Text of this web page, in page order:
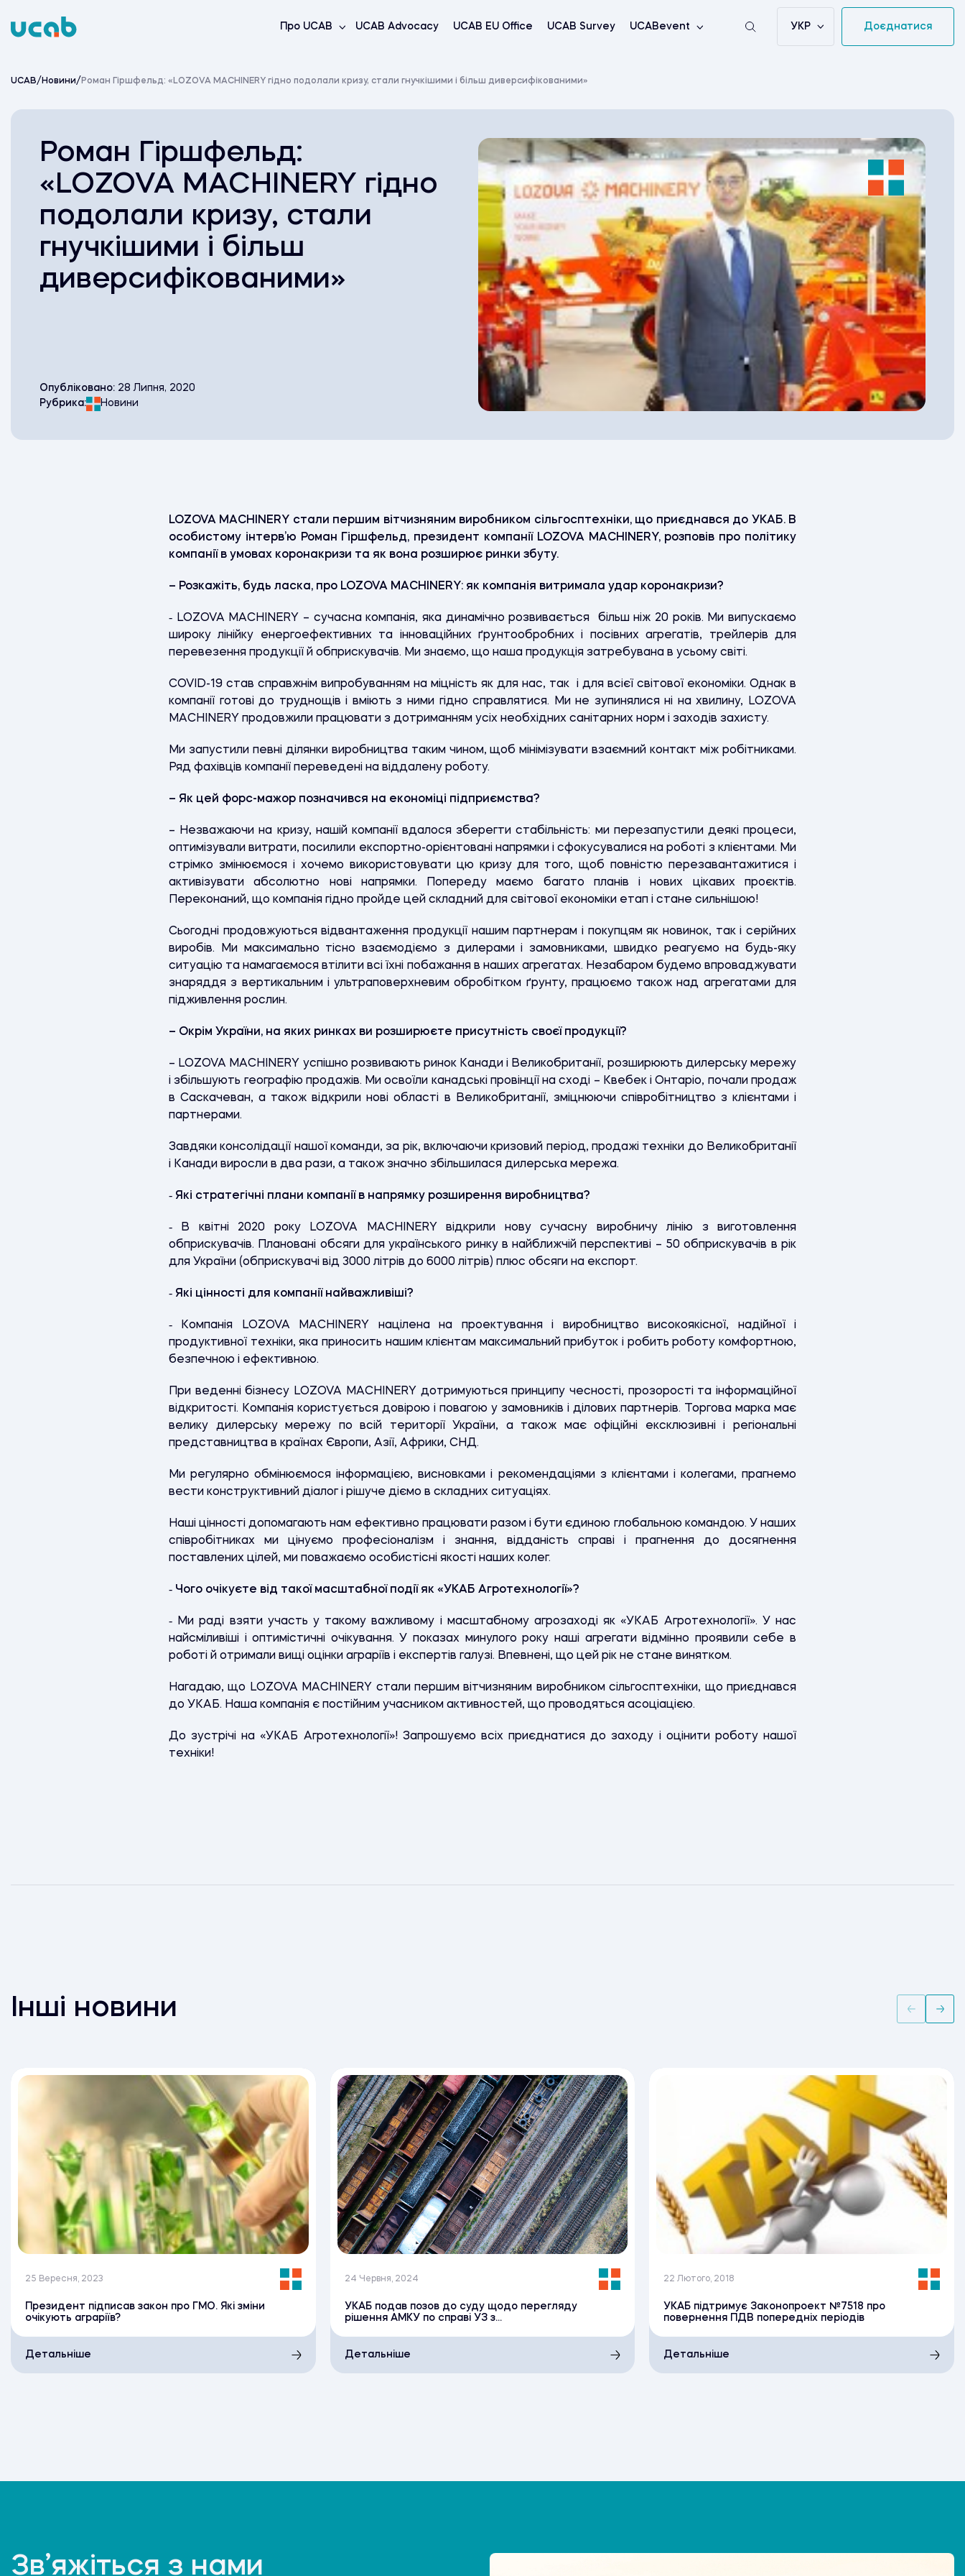
to
Про UCAB UCAB Advocacy UCAB EU Office UCAB Survey UCABevent УКР Доєднатися
UCAB/ Новини/ Роман Гіршфельд: «LOZOVA MACHINERY гідно подолали кризу, стали гнучкішими і більш диверсифікованими»
Роман Гіршфельд:
«LOZOVA MACHINERY гідно
подолали кризу, стали
гнучкішими і більш
диверсифікованими»
Опубліковано: 28 Липня, 2020
Рубрика:
Новини
LOZOVA MACHINERY стали першим вітчизняним виробником сільгосптехніки, що приєднався до УКАБ. В
особистому інтерв’ю Роман Гіршфельд, президент компанії LOZOVA MACHINERY, розповів про політику
компанії в умовах коронакризи та як вона розширює ринки збуту.
– Розкажіть, будь ласка, про LOZOVA MACHINERY: як компанія витримала удар коронакризи?
‑ LOZOVA MACHINERY – сучасна компанія, яка динамічно розвивається більш ніж 20 років. Ми випускаємо
широку лінійку енергоефективних та інноваційних ґрунтообробних і посівних агрегатів, трейлерів для
перевезення продукції й обприскувачів. Ми знаємо, що наша продукція затребувана в усьому світі.
COVID-19 став справжнім випробуванням на міцність як для нас, так і для всієї світової економіки. Однак в
компанії готові до труднощів і вміють з ними гідно справлятися. Ми не зупинялися ні на хвилину, LOZOVA
MACHINERY продовжили працювати з дотриманням усіх необхідних санітарних норм і заходів захисту.
Ми запустили певні ділянки виробництва таким чином, щоб мінімізувати взаємний контакт між робітниками.
Ряд фахівців компанії переведені на віддалену роботу.
– Як цей форс-мажор позначився на економіці підприємства?
– Незважаючи на кризу, нашій компанії вдалося зберегти стабільність: ми перезапустили деякі процеси,
оптимізували витрати, посилили експортно-орієнтовані напрямки і сфокусувалися на роботі з клієнтами. Ми
стрімко змінюємося і хочемо використовувати цю кризу для того, щоб повністю перезавантажитися і
активізувати абсолютно нові напрямки. Попереду маємо багато планів і нових цікавих проєктів.
Переконаний, що компанія гідно пройде цей складний для світової економіки етап і стане сильнішою!
Сьогодні продовжуються відвантаження продукції нашим партнерам і покупцям як новинок, так і серійних
виробів. Ми максимально тісно взаємодіємо з дилерами і замовниками, швидко реагуємо на будь-яку
ситуацію та намагаємося втілити всі їхні побажання в наших агрегатах. Незабаром будемо впроваджувати
знаряддя з вертикальним і ультраповерхневим обробітком ґрунту, працюємо також над агрегатами для
підживлення рослин.
– Окрім України, на яких ринках ви розширюєте присутність своєї продукції?
– LOZOVA MACHINERY успішно розвивають ринок Канади і Великобританії, розширюють дилерську мережу
і збільшують географію продажів. Ми освоїли канадські провінції на сході – Квебек і Онтаріо, почали продаж
в Саскачеван, а також відкрили нові області в Великобританії, зміцнюючи співробітництво з клієнтами і
партнерами.
Завдяки консолідації нашої команди, за рік, включаючи кризовий період, продажі техніки до Великобританії
і Канади виросли в два рази, а також значно збільшилася дилерська мережа.
‑ Які стратегічні плани компанії в напрямку розширення виробництва?
‑ В квітні 2020 року LOZOVA MACHINERY відкрили нову сучасну виробничу лінію з виготовлення
обприскувачів. Плановані обсяги для українського ринку в найближчій перспективі – 50 обприскувачів в рік
для України (обприскувачі від 3000 літрів до 6000 літрів) плюс обсяги на експорт.
‑ Які цінності для компанії найважливіші?
‑ Компанія LOZOVA MACHINERY націлена на проектування і виробництво високоякісної, надійної і
продуктивної техніки, яка приносить нашим клієнтам максимальний прибуток і робить роботу комфортною,
безпечною і ефективною.
При веденні бізнесу LOZOVA MACHINERY дотримуються принципу чесності, прозорості та інформаційної
відкритості. Компанія користується довірою і повагою у замовників і ділових партнерів. Торгова марка має
велику дилерську мережу по всій території України, а також має офіційні ексклюзивні і регіональні
представництва в країнах Європи, Азії, Африки, СНД.
Ми регулярно обмінюємося інформацією, висновками і рекомендаціями з клієнтами і колегами, прагнемо
вести конструктивний діалог і рішуче діємо в складних ситуаціях.
Наші цінності допомагають нам ефективно працювати разом і бути єдиною глобальною командою. У наших
співробітниках ми цінуємо професіоналізм і знання, відданість справі і прагнення до досягнення
поставлених цілей, ми поважаємо особистісні якості наших колег.
‑ Чого очікуєте від такої масштабної події як «УКАБ Агротехнології»?
‑ Ми раді взяти участь у такому важливому і масштабному агрозаході як «УКАБ Агротехнології». У нас
найсміливіші і оптимістичні очікування. У показах минулого року наші агрегати відмінно проявили себе в
роботі й отримали вищі оцінки аграріїв і експертів галузі. Впевнені, що цей рік не стане винятком.
Нагадаю, що LOZOVA MACHINERY стали першим вітчизняним виробником сільгосптехніки, що приєднався
до УКАБ. Наша компанія є постійним учасником активностей, що проводяться асоціацією.
До зустрічі на «УКАБ Агротехнології»! Запрошуємо всіх приєднатися до заходу і оцінити роботу нашої
техніки!
Інші новини
25 Вересня, 2023
Президент підписав закон про ГМО. Які зміни
очікують аграріїв?
Детальніше
24 Червня, 2024
УКАБ подав позов до суду щодо перегляду
рішення АМКУ по справі УЗ з...
Детальніше
22 Лютого, 2018
УКАБ підтримує Законопроект №7518 про
повернення ПДВ попередніх періодів
Детальніше
Зв’яжіться з нами